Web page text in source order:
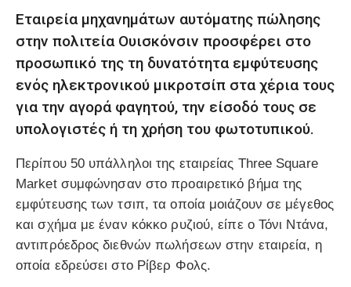
Eταιρεία μηχανημάτων αυτόματης πώλησης
στην πολιτεία Ουισκόνσιν προσφέρει στο
προσωπικό της τη δυνατότητα εμφύτευσης
ενός ηλεκτρονικού μικροτσίπ στα χέρια τους
για την αγορά φαγητού, την είσοδό τους σε
υπολογιστές ή τη χρήση του φωτοτυπικού.
Περίπου 50 υπάλληλοι της εταιρείας Three Square
Market συμφώνησαν στο προαιρετικό βήμα της
εμφύτευσης των τσιπ, τα οποία μοιάζουν σε μέγεθος
και σχήμα με έναν κόκκο ρυζιού, είπε ο Τόνι Ντάνα,
αντιπρόεδρος διεθνών πωλήσεων στην εταιρεία, η
οποία εδρεύσει στο Ρίβερ Φολς.